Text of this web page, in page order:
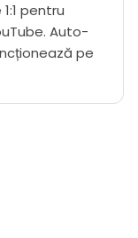
pentru
Auto-
pe